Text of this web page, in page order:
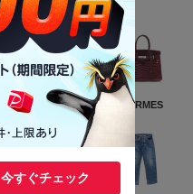
CHANEL HERMES
今すぐチェック